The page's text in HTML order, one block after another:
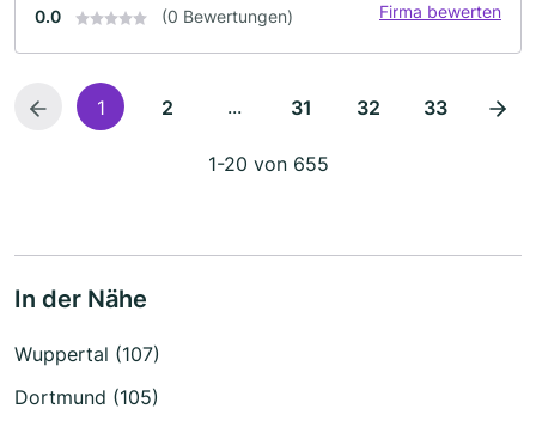
0.0 (0 Bewertungen) Firma bewerten
1 2 ... 31 32 33
1-20 von 655
In der Nähe
Wuppertal (107)
Dortmund (105)